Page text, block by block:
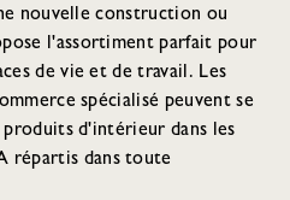
nouvelle construction ou
l'assortiment parfait pour
de vie et de travail. Les
spécialisé peuvent se
d'intérieur dans les
répartis dans toute